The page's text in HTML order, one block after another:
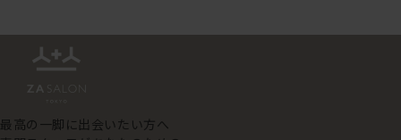
最高の一脚に出会いたい方へ